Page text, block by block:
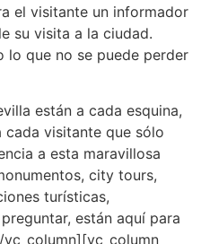
el visitante un informador
su visita a la ciudad.
lo que no se puede perder
están a cada esquina,
cada visitante que sólo
a esta maravillosa
city tours,
turísticas,
están aquí para